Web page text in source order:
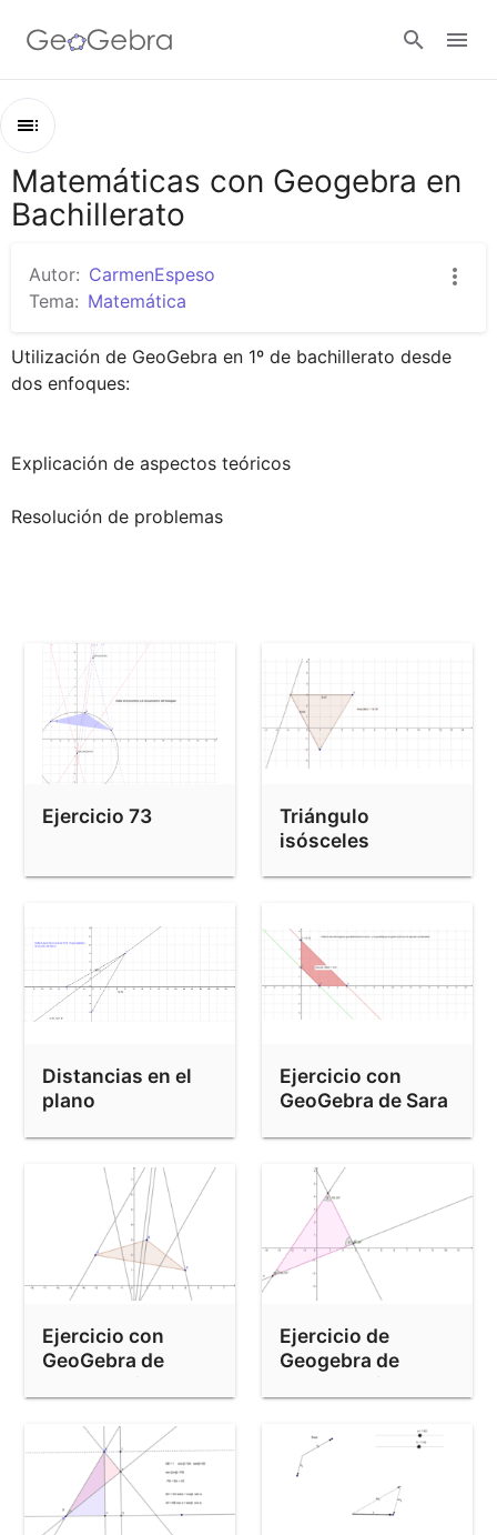
Google Classroom
GeoGebra Classroom
Abrir sesión
Esquema
Matemáticas con Geogebra en Bachillerato
Triángulo isósceles
Ejercicio con GeoGebra de Sara Arozamena Aguayo
Ejercicio de Geogebra de Marta Benito Acebo
Funciones
Función derivada1
Matemáticas con Geogebra en
Bachillerato
Autor: CarmenEspeso
Tema: Matemática
Utilización de GeoGebra en 1º de bachillerato desde
dos enfoques:
Explicación de aspectos teóricos
Ejercicio 73
Triángulo
isósceles
Distancias en el
plano
Ejercicio con
GeoGebra de Sara
Ejercicio con
GeoGebra de
Jorge Rasillo
Ejercicio de
Geogebra de
Marta Benito